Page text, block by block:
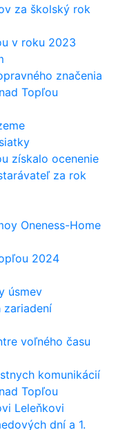
za školský rok
v roku 2023
značenia
Topľou
získalo ocenenie
za rok
Oneness-Home
2024
úsmev
voľného času
komunikácií
Topľou
Leleňkovi
dní a 1.